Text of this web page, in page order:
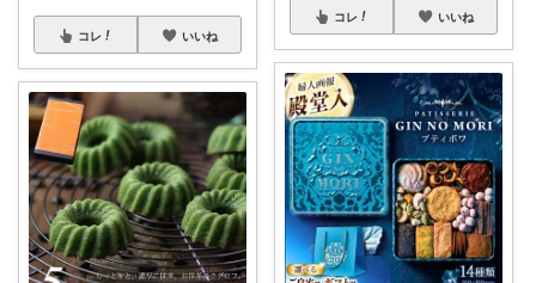
コレ いいね
コレ いいね